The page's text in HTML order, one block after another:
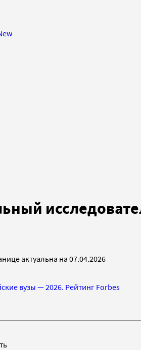
актуальна на 07.04.2026
вузы — 2026. Рейтинг Forbes